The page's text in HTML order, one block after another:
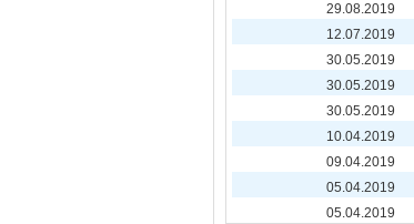
29.08.2019
12.07.2019
30.05.2019
30.05.2019
30.05.2019
10.04.2019
09.04.2019
05.04.2019
05.04.2019